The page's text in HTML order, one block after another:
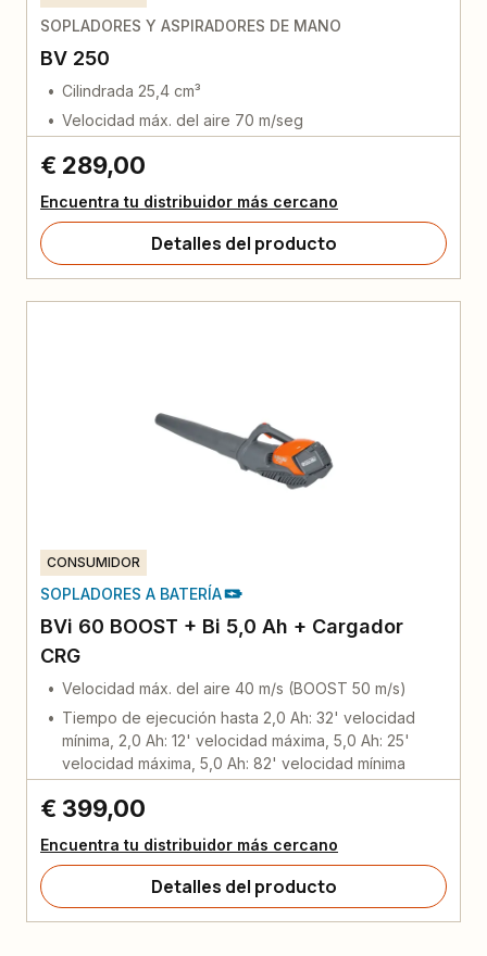
SOPLADORES Y ASPIRADORES DE MANO
BV 250
Cilindrada 25,4 cm³
Velocidad máx. del aire 70 m/seg
€ 289,00
Encuentra tu distribuidor más cercano
Detalles del producto
CONSUMIDOR
SOPLADORES A BATERÍA
BVi 60 BOOST + Bi 5,0 Ah + Cargador
CRG
Velocidad máx. del aire 40 m/s (BOOST 50 m/s)
Tiempo de ejecución hasta 2,0 Ah: 32' velocidad
mínima, 2,0 Ah: 12' velocidad máxima, 5,0 Ah: 25'
velocidad máxima, 5,0 Ah: 82' velocidad mínima
€ 399,00
Encuentra tu distribuidor más cercano
Detalles del producto